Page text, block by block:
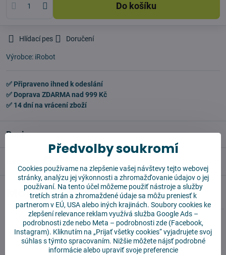
Do košíku
Hlídací pes Doručení
Výrobce: iRobot
✅ Připraveno ihned k odeslání
✅ Doprava ZDARMA nad 999 Kč
✅ 14 dní na vrácení zboží
Popis
Mohlo by se vám hodit
Předvolby soukromí
Cookies používame na zlepšenie vašej návštevy tejto webovej
stránky, analýzu jej výkonnosti a zhromažďovanie údajov o jej
používaní. Na tento účel môžeme použiť nástroje a služby
tretích strán a zhromaždené údaje sa môžu preniesť k
partnerom v EÚ, USA alebo iných krajinách. Soubory cookies ke
zlepšení relevance reklam využívá služba Google Ads –
podrobnosti zde nebo Meta – podrobnosti zde (Facebook,
Instagram). Kliknutím na „Prijať všetky cookies“ vyjadrujete svoj
súhlas s týmto spracovaním. Nižšie môžete nájsť podrobné
informácie alebo upraviť svoje preferencie